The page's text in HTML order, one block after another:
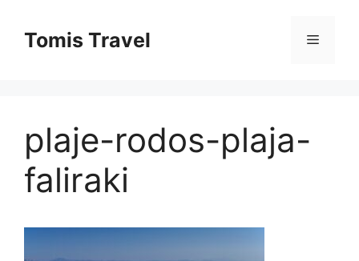
conținutTomis Travel Meniu
plaje-rodos-plaja-
faliraki